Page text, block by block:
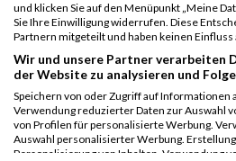
1582 Funken
12220
Cosma
9678
Exner
11817
Schmaul-Klaibee
6812
Koch
9610
Linß
und klicken Sie auf den Menüpunkt „Meine
Sie Ihre Einwilligung widerrufen. Diese
Partnern mitgeteilt und haben keinen
Wir und unsere Partner verarbeiten
der Website zu analysieren und
Speichern von oder Zugriff auf Informationen
Verwendung reduzierter Daten zur Auswahl
von Profilen für personalisierte Werbung.
Auswahl personalisierter Werbung.
Personalisierung von Inhalten. Verwendung